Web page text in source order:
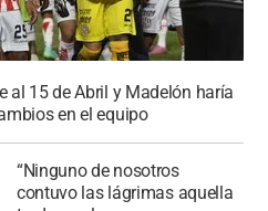
al 15 de Abril y Madelón haría
en el equipo
“Ninguno de nosotros
contuvo las lágrimas aquella